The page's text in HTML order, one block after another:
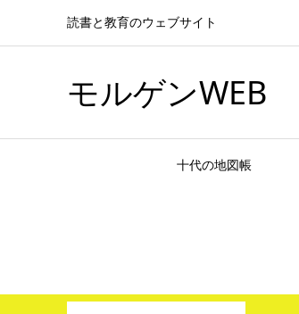
読書と教育のウェブサイト
モルゲンWEB
十代の地図帳